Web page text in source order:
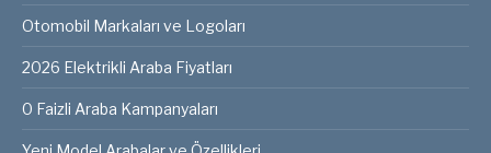
Otomobil Markaları ve Logoları
2026 Elektrikli Araba Fiyatları
0 Faizli Araba Kampanyaları